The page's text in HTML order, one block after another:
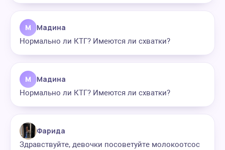
М Мадина
Нормально ли КТГ? Имеются ли схватки?
М Мадина
Нормально ли КТГ? Имеются ли схватки?
Фарида
Здравствуйте, девочки посоветуйте молокоотсос